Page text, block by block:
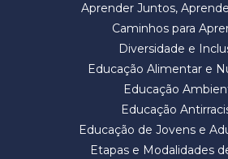
Aprender Juntos,
Caminhos para
Diversidade e
Educação Alimentar e
Educação
Educação
Educação de Jovens e
Etapas e Modalidades